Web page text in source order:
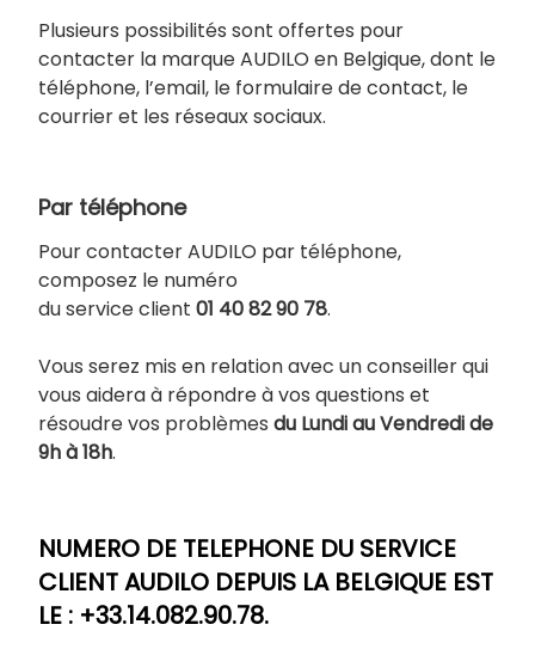
Plusieurs possibilités sont offertes pour
contacter la marque AUDILO en Belgique, dont le
téléphone, l’email, le formulaire de contact, le
courrier et les réseaux sociaux.
Par téléphone
Pour contacter AUDILO par téléphone,
composez le numéro
du service client 01 40 82 90 78.
Vous serez mis en relation avec un conseiller qui
vous aidera à répondre à vos questions et
résoudre vos problèmes du Lundi au Vendredi de
9h à 18h.
NUMERO DE TELEPHONE DU SERVICE
CLIENT AUDILO DEPUIS LA BELGIQUE EST
LE : +33.14.082.90.78.